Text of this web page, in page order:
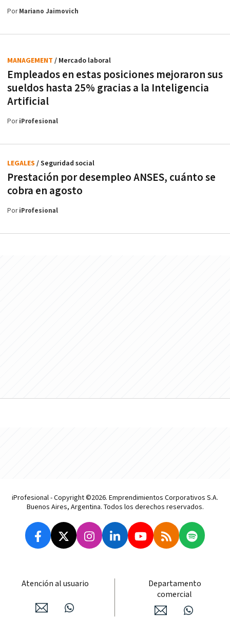
PorMariano Jaimovich
Empleados en estas posiciones mejoraron sus
sueldos hasta 25% gracias a la Inteligencia
Artificial
MANAGEMENT / Mercado laboral
PoriProfesional
Prestación por desempleo ANSES, cuánto se
cobra en agosto
LEGALES / Seguridad social
PoriProfesional
iProfesional - Copyright ©2026. Emprendimientos Corporativos S.A.
Buenos Aires, Argentina. Todos los derechos reservados.
Atención al usuario
Departamento
comercial